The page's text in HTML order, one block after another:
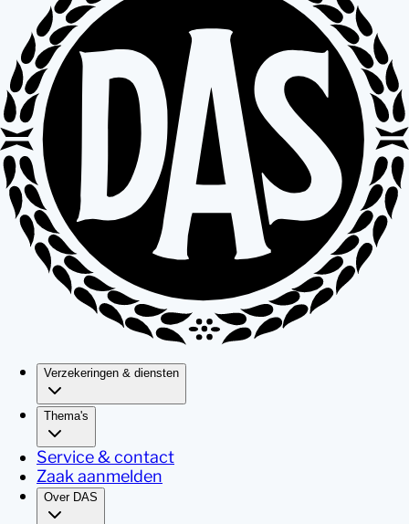
Verzekeringen & diensten
Thema's
Service & contact
Zaak aanmelden
Over DAS